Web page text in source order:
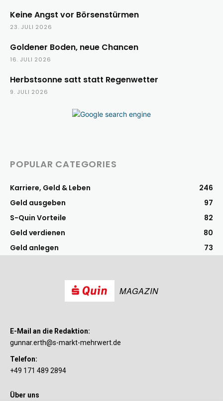
Keine Angst vor Börsenstürmen
23. JULI 2026
Goldener Boden, neue Chancen
16. JULI 2026
Herbstsonne satt statt Regenwetter
9. JULI 2026
POPULAR CATEGORIES
Karriere, Geld & Leben
246
Geld ausgeben
97
S-Quin Vorteile
82
Geld verdienen
80
Geld anlegen
73
MAGAZIN
E-Mail an die Redaktion:
gunnar.erth@s-markt-mehrwert.de
Telefon:
+49 171 489 2894
Über uns